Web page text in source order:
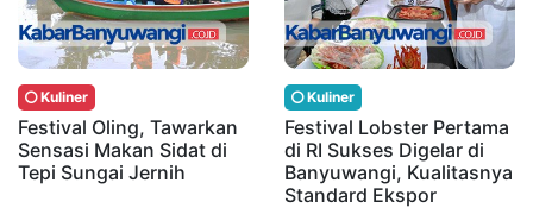
Kuliner
Festival Oling, Tawarkan
Sensasi Makan Sidat di
Tepi Sungai Jernih
Kuliner
Festival Lobster Pertama
di RI Sukses Digelar di
Banyuwangi, Kualitasnya
Standard Ekspor